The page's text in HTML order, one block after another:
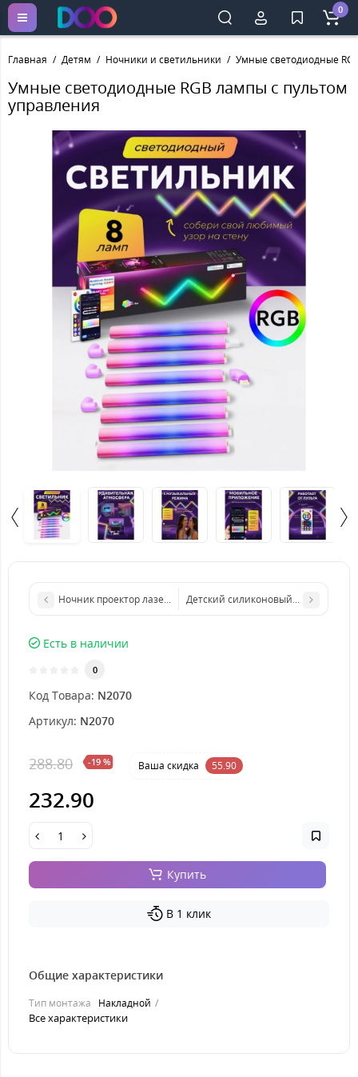
0
Главная Детям Ночники и светильники Умные светодиодные
Умные светодиодные RGB лампы с пультом
управления
Ночник проектор лазерный Астронавт Astronaut Starry Sky
Детский силиконовый ночник
Есть в наличии
0
Код Товара: N2070
Артикул: N2070
288.80 -19 % Ваша cкидка 55.90
232.90
Купить
В 1 клик
Общие характеристики
Тип монтажа Накладной
Все характеристики